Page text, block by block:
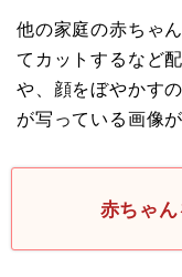
他の家庭の赤ちゃ
てカットするなど
や、顔をぼやかす
が写っている画像
赤ちゃ